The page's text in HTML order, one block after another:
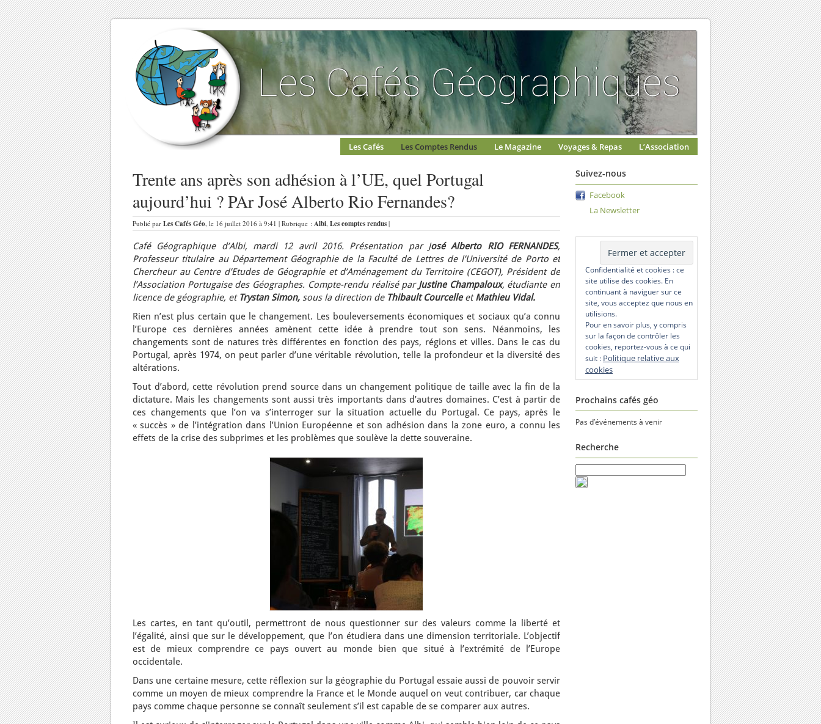
Les Cafés Les Comptes Rendus Le Magazine Voyages & Repas L’Association
Trente ans après son adhésion à l’UE, quel Portugal
aujourd’hui ? PAr José Alberto Rio Fernandes?
Publié par Les Cafés Géo, le 16 juillet 2016 à 9:41 | Rubrique : Albi, Les comptes rendus |
Café Géographique d’Albi, mardi 12 avril 2016. Présentation par José Alberto RIO FERNANDES,
Professeur titulaire au Département Géographie de la Faculté de Lettres de l’Université de Porto et
Chercheur au Centre d’Etudes de Géographie et d’Aménagement du Territoire (CEGOT), Président de
l’Association Portugaise des Géographes. Compte-rendu réalisé par Justine Champaloux, étudiante en
licence de géographie, etTrystan Simon, sous la direction de Thibault CourcelleetMathieu Vidal.
Rien n’est plus certain que le changement. Les bouleversements économiques et sociaux qu’a connu
l’Europe ces dernières années amènent cette idée à prendre tout son sens. Néanmoins, les
changements sont de natures très différentes en fonction des pays, régions et villes. Dans le cas du
Portugal, après 1974, on peut parler d’une véritable révolution, telle la profondeur et la diversité des
altérations.
Tout d’abord, cette révolution prend source dans un changement politique de taille avec la fin de la
dictature. Mais les changements sont aussi très importants dans d’autres domaines. C’est à partir de
ces changements que l’on va s’interroger sur la situation actuelle du Portugal. Ce pays, après le
« succès » de l’intégration dans l’Union Européenne et son adhésion dans la zone euro, a connu les
effets de la crise des subprimes et les problèmes que soulève la dette souveraine.
Les cartes, en tant qu’outil, permettront de nous questionner sur des valeurs comme la liberté et
l’égalité, ainsi que sur le développement, que l’on étudiera dans une dimension territoriale. L’objectif
est de mieux comprendre ce pays ouvert au monde bien que situé à l’extrémité de l’Europe
occidentale.
Dans une certaine mesure, cette réflexion sur la géographie du Portugal essaie aussi de pouvoir servir
comme un moyen de mieux comprendre la France et le Monde auquel on veut contribuer, car chaque
pays comme chaque personne se connaît seulement s’il est capable de se comparer aux autres.
Suivez-nous
Facebook
La Newsletter
Confidentialité et cookies : ce
site utilise des cookies. En
continuant à naviguer sur ce
site, vous acceptez que nous en
utilisions.
Pour en savoir plus, y compris
sur la façon de contrôler les
cookies, reportez-vous à ce qui
suit : Politique relative aux
cookies
Prochains cafés géo
Pas d’événements à venir
Recherche